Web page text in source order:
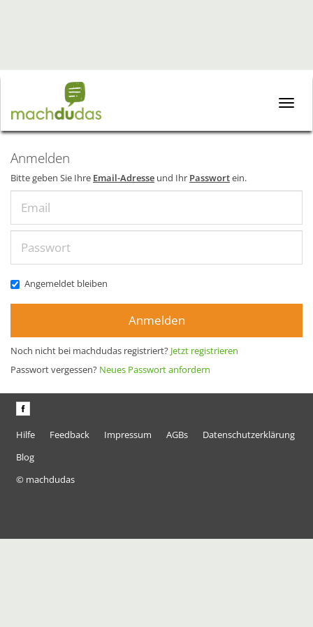
Toggle
Anmelden
Bitte geben Sie Ihre Email-Adresse und Ihr Passwortein.
Angemeldet bleiben
Anmelden
Noch nicht bei machdudas registriert? Jetzt registrieren
Passwort vergessen? Neues Passwort anfordern
Hilfe Feedback Impressum AGBs
Datenschutzerklärung
Blog
© machdudas